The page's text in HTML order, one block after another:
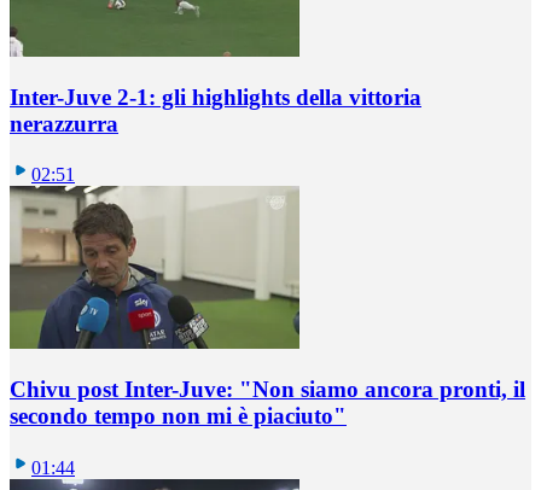
Inter-Juve 2-1: gli highlights della vittoria
nerazzurra
02:51
Chivu post Inter-Juve: "Non siamo ancora pronti, il
secondo tempo non mi è piaciuto"
01:44